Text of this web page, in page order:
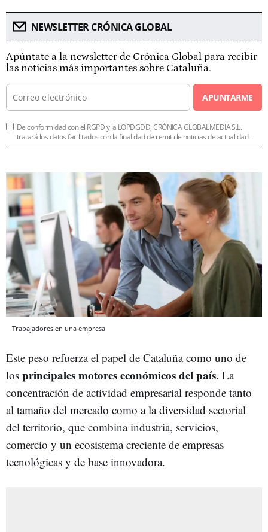
NEWSLETTER CRÓNICA GLOBAL
Apúntate a la newsletter de Crónica Global para recibir
las noticias más importantes sobre Cataluña.
APUNTARME
De conformidad con el RGPD y la LOPDGDD, CRÓNICA GLOBALMEDIA S.L.
tratará los datos facilitados con la finalidad de remitirle noticias de actualidad.
Trabajadores en una empresa
Este peso refuerza el papel de Cataluña como uno de
los principales motores económicos del país. La
concentración de actividad empresarial responde tanto
al tamaño del mercado como a la diversidad sectorial
del territorio, que combina industria, servicios,
comercio y un ecosistema creciente de empresas
tecnológicas y de base innovadora.